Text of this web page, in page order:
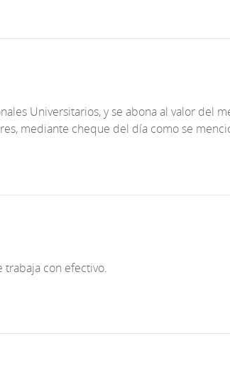
Universitarios, y se abona al valor del
mediante cheque del día como se
trabaja con efectivo.